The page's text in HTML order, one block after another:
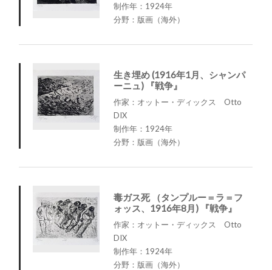
制作年：1924年
分野：版画（海外）
生き埋め (1916年1月、シャンパ
ーニュ) 『戦争』
作家：オットー・ディックス Otto
DIX
制作年：1924年
分野：版画（海外）
毒ガス死 （タンプルー＝ラ＝フ
ォッス、1916年8月) 『戦争』
作家：オットー・ディックス Otto
DIX
制作年：1924年
分野：版画（海外）